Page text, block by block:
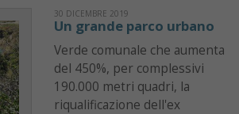
30 DICEMBRE 2019
Un grande parco urbano
Verde comunale che aumenta
del 450%, per complessivi
190.000 metri quadri, la
riqualificazione dell'ex